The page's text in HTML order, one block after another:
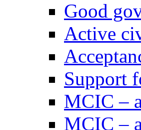
Good
Active
Support
MCIC –
MCIC –